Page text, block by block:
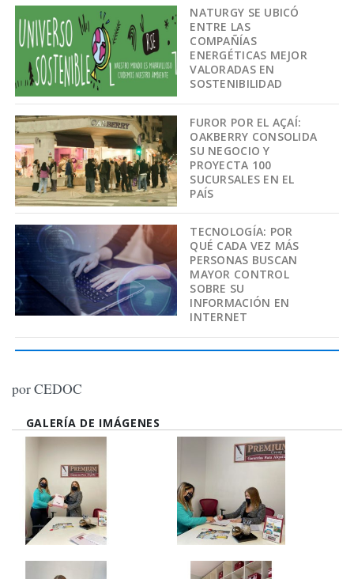
NATURGY SE UBICÓ
ENTRE LAS
COMPAÑÍAS
ENERGÉTICAS MEJOR
VALORADAS EN
SOSTENIBILIDAD
FUROR POR EL AÇAÍ:
OAKBERRY CONSOLIDA
SU NEGOCIO Y
PROYECTA 100
SUCURSALES EN EL
PAÍS
TECNOLOGÍA: POR
QUÉ CADA VEZ MÁS
PERSONAS BUSCAN
MAYOR CONTROL
SOBRE SU
INFORMACIÓN EN
INTERNET
por CEDOC
GALERÍA DE IMÁGENES